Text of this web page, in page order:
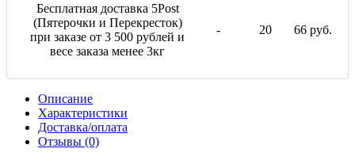
Бесплатная доставка 5Post
(Пятерочки и Перекресток)
при заказе от 3 500 рублей и
весе заказа менее 3кг
- 20 66 руб.
Описание
Характеристики
Доставка/оплата
Отзывы (0)